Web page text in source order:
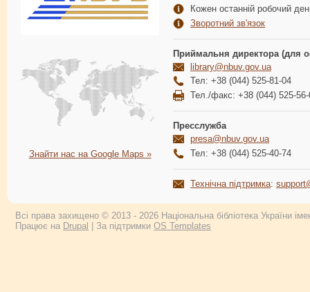
Знайти нас на Google Maps »
Кожен останній робочий
Зворотний зв'язок
Приймальня директора (для
library@nbuv.gov.ua
Тел: +38 (044) 525-81-04
Тел./факс: +38 (044) 525-56-
Пресслужба
presa@nbuv.gov.ua
Тел: +38 (044) 525-40-74
Технічна підтримка:
Всі права захищено © 2013 - 2026 Національна бібліотека України
Працює на Drupal | За підтримки OS Templates